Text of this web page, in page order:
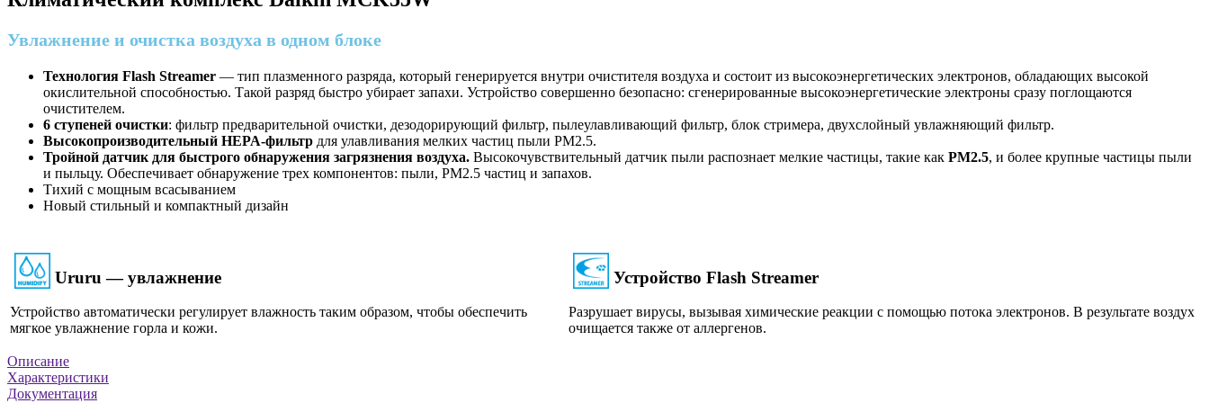
Увлажнение и очистка воздуха в одном блоке
Технология Flash Streamer — тип плазменного разряда, который генерируется внутри очистителя воздуха и состоит из высокоэнергетических электронов, обладающих высокой
окислительной способностью. Такой разряд быстро убирает запахи. Устройство совершенно безопасно: сгенерированные высокоэнергетические электроны сразу поглощаются
очистителем.
6 ступеней очистки: фильтр предварительной очистки, дезодорирующий фильтр, пылеулавливающий фильтр, блок стримера, двухслойный увлажняющий фильтр.
Высокопроизводительный HEPA-фильтр для улавливания мелких частиц пыли PM2.5.
Тройной датчик для быстрого обнаружения загрязнения воздуха. Высокочувствительный датчик пыли распознает мелкие частицы, такие как PM2.5, и более крупные частицы пыли
и пыльцу. Обеспечивает обнаружение трех компонентов: пыли, PM2.5 частиц и запахов.
Тихий с мощным всасыванием
Новый стильный и компактный дизайн
Ururu — увлажнение
Устройство автоматически регулирует влажность таким образом, чтобы обеспечить
мягкое увлажнение горла и кожи.
Устройство Flash Streamer
Разрушает вирусы, вызывая химические реакции с помощью потока электронов. В результате воздух
очищается также от аллергенов.
Описание
Характеристики
Документация